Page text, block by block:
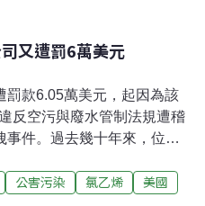
又遭罰6萬美元
罰款6.05萬美元，起因為該
反空污與廢水管制法規遭稽
件。過去幾十年來，位於
污遭吊銷營運執照兩個星
公害污染 氯乙烯 美國